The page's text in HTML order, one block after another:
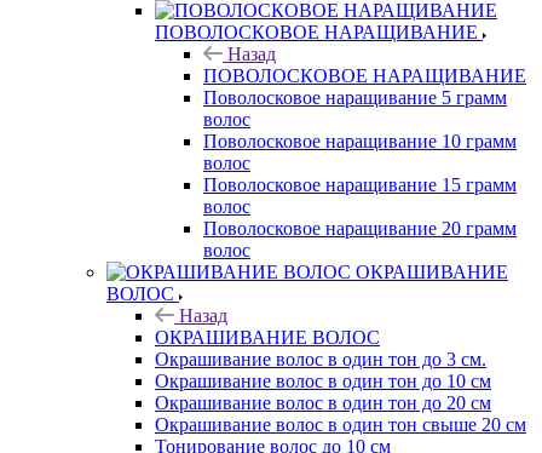
ПОВОЛОСКОВОЕ НАРАЩИВАНИЕ
Назад
ПОВОЛОСКОВОЕ НАРАЩИВАНИЕ
Поволосковое наращивание 5 грамм
волос
Поволосковое наращивание 10 грамм
волос
Поволосковое наращивание 15 грамм
волос
Поволосковое наращивание 20 грамм
волос
ОКРАШИВАНИЕ
ВОЛОС
Назад
ОКРАШИВАНИЕ ВОЛОС
Окрашивание волос в один тон до 3 см.
Окрашивание волос в один тон до 10 см
Окрашивание волос в один тон до 20 см
Окрашивание волос в один тон свыше 20 см
Тонирование волос до 10 см